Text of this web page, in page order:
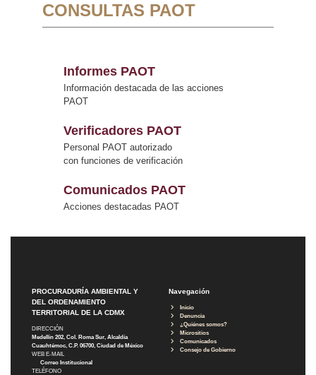
CONSULTAS PAOT
Informes PAOT
Información destacada de las acciones
PAOT
Verificadores PAOT
Personal PAOT autorizado
con funciones de verificación
Comunicados PAOT
Acciones destacadas PAOT
PROCURADURÍA AMBIENTAL Y
DEL ORDENAMIENTO
TERRITORIAL DE LA CDMX
DIRECCIÓN
Medellín 202, Col. Roma Sur, Alcaldía
Cuauhtémoc, C.P. 06700, Ciudad de México
WEB E-MAIL
Correo Institucional
TELÉFONO
Navegación
Inicio
Denuncia
¿Quiénes somos?
Micrositios
Comunicados
Consejo de Gobierno